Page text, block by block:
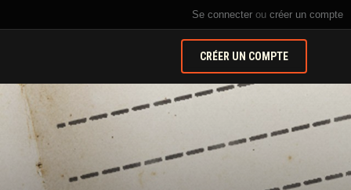
Se connecter ou créer un compte
CRÉER UN COMPTE